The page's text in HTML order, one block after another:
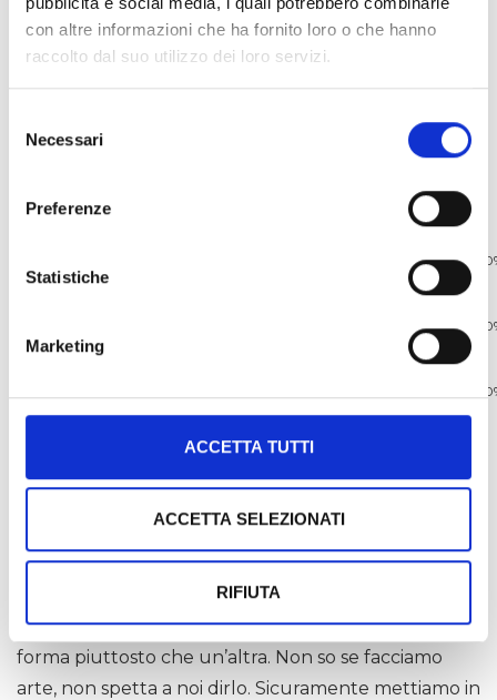
con altre informazioni che ha fornito loro o che hanno
raccolto dal suo utilizzo dei loro servizi.
delNecessari
Preferenze
Statistiche
Marketing
ACCETTA TUTTI
ACCETTA SELEZIONATI
RIFIUTA
Vieni in negozio e scopri le sorprese a TE
riservate se acquisti un nostro gioiello
Ogni giorno, ogni volta che ci sediamo al banco e
iniziamo a lavorare, quando nella nostra mente
prende forma un’idea, quando l’istinto ci indica una
forma piuttosto che un’altra. Non so se facciamo
arte, non spetta a noi dirlo. Sicuramente mettiamo in